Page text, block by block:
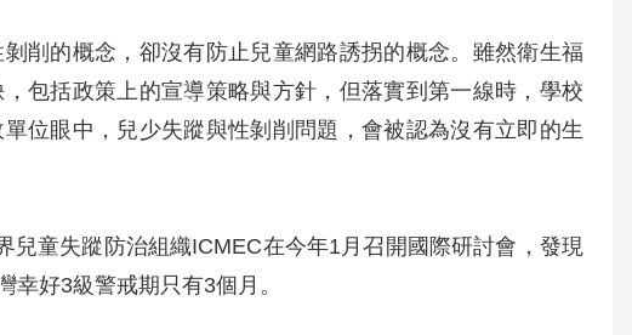
削的概念，卻沒有防止兒童網路誘拐的概念。雖然衛生福
包括政策上的宣導策略與方針，但落實到第一線時，學校
位眼中，兒少失蹤與性剝削問題，會被認為沒有立即的生
童失蹤防治組織ICMEC在今年1月召開國際研討會，發現
好3級警戒期只有3個月。